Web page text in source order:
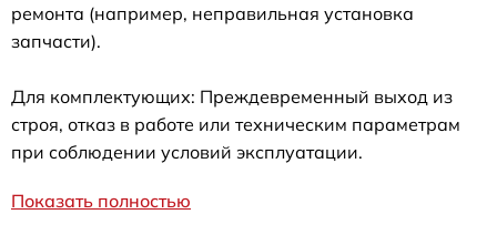
ремонта (например, неправильная установка
запчасти).
Для комплектующих: Преждевременный выход из
строя, отказ в работе или техническим параметрам
при соблюдении условий эксплуатации.
Показать полностью